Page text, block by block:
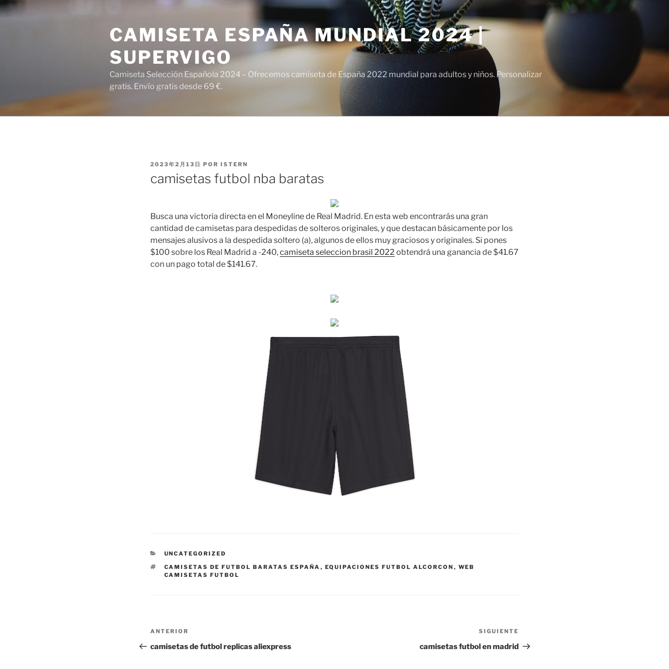
Saltar
al
CAMISETA ESPAÑA MUNDIAL 2024 |
SUPERVIGO
Camiseta Selección Española 2024 – Ofrecemos camiseta de España 2022 mundial para adultos y niños. Personalizar
gratis. Envío gratis desde 69 €.
PUBLICADO
2023年2月13日 POR ISTERN
camisetas futbol nba baratas
Busca una victoria directa en el Moneyline de Real Madrid. En esta web encontrarás una gran
cantidad de camisetas para despedidas de solteros originales, y que destacan básicamente por los
mensajes alusivos a la despedida soltero (a), algunos de ellos muy graciosos y originales. Si pones
$100 sobre los Real Madrid a -240,camiseta seleccion brasil 2022 obtendrá una ganancia de $41.67
con un pago total de $141.67.
CATEGORÍAS
UNCATEGORIZED
ETIQUETAS
CAMISETAS DE FUTBOL BARATAS ESPAÑA , EQUIPACIONES FUTBOL ALCORCON , WEB
CAMISETAS FUTBOL
Navegación
de
Entrada
anterior:
ANTERIOR
camisetas de futbol replicas aliexpress
entrada
SIGUIENTE
camisetas futbol en madrid